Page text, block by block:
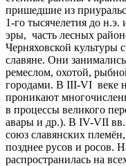
пришедшие из
1-го тысячелетия до н.э.
эры, часть лесных
Черняховской культуры
славяне. Они
ремеслом, охотой,
городами. В III-VI веке
проникают
в процессы великого
авары и др.). В IV-VII вв.
союз славянских
позднее русов и росов.
распространилась на